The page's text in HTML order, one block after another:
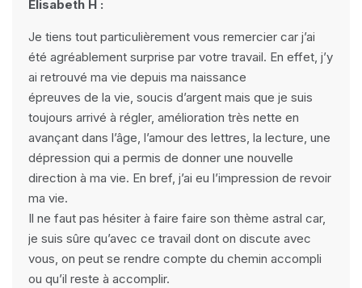
Elisabeth H :
Je tiens tout particulièrement vous remercier car j’ai
été agréablement surprise par votre travail. En effet, j’y
ai retrouvé ma vie depuis ma naissance
épreuves de la vie, soucis d’argent mais que je suis
toujours arrivé à régler, amélioration très nette en
avançant dans l’âge, l’amour des lettres, la lecture, une
dépression qui a permis de donner une nouvelle
direction à ma vie. En bref, j’ai eu l’impression de revoir
ma vie.
Il ne faut pas hésiter à faire faire son thème astral car,
je suis sûre qu’avec ce travail dont on discute avec
vous, on peut se rendre compte du chemin accompli
ou qu’il reste à accomplir.